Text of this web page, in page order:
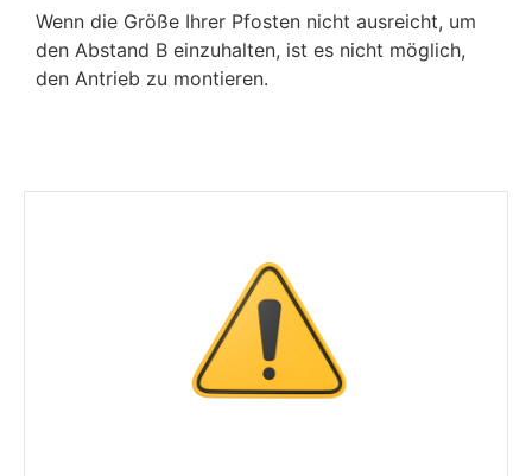
Wenn die Größe Ihrer Pfosten nicht ausreicht, um
den Abstand B einzuhalten, ist es nicht möglich,
den Antrieb zu montieren.